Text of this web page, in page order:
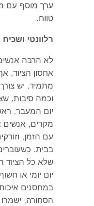
ערך מוסף עם
טווח.
רלוונטי ושכיח
לא הרבה
אחסון הציוד,
מתמיד. יש
וכמה סיבות,
יום המעבר.
מקרים, אנשים
עם הזמן,
בבית.
שלא כל הציוד
יום יומי או
במחסנים
הסחורה,